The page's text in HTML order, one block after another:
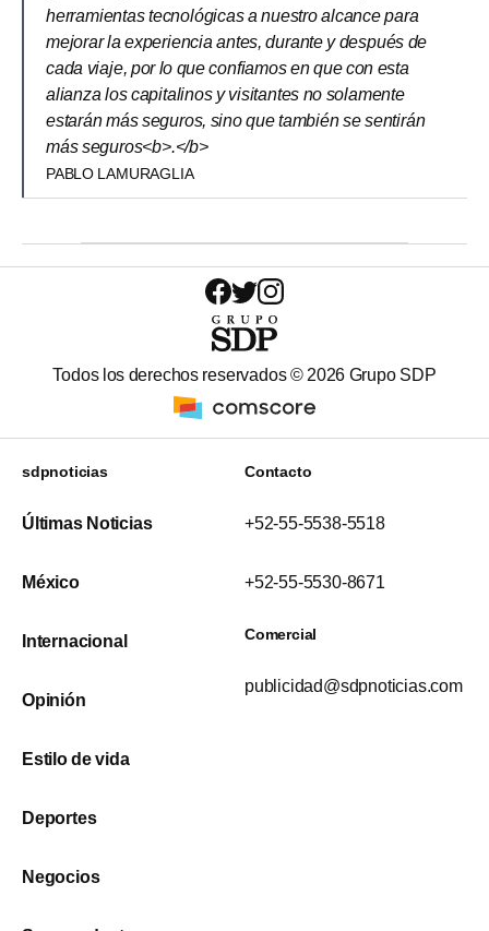
herramientas tecnológicas a nuestro alcance para
mejorar la experiencia antes, durante y después de
cada viaje, por lo que confiamos en que con esta
alianza los capitalinos y visitantes no solamente
estarán más seguros, sino que también se sentirán
más seguros<b>.</b>
PABLO LAMURAGLIA
Todos los derechos reservados © 2026 Grupo SDP
sdpnoticias
Últimas Noticias
México
Internacional
Opinión
Estilo de vida
Deportes
Negocios
Contacto
+52-55-5538-5518
+52-55-5530-8671
Comercial
publicidad@sdpnoticias.com